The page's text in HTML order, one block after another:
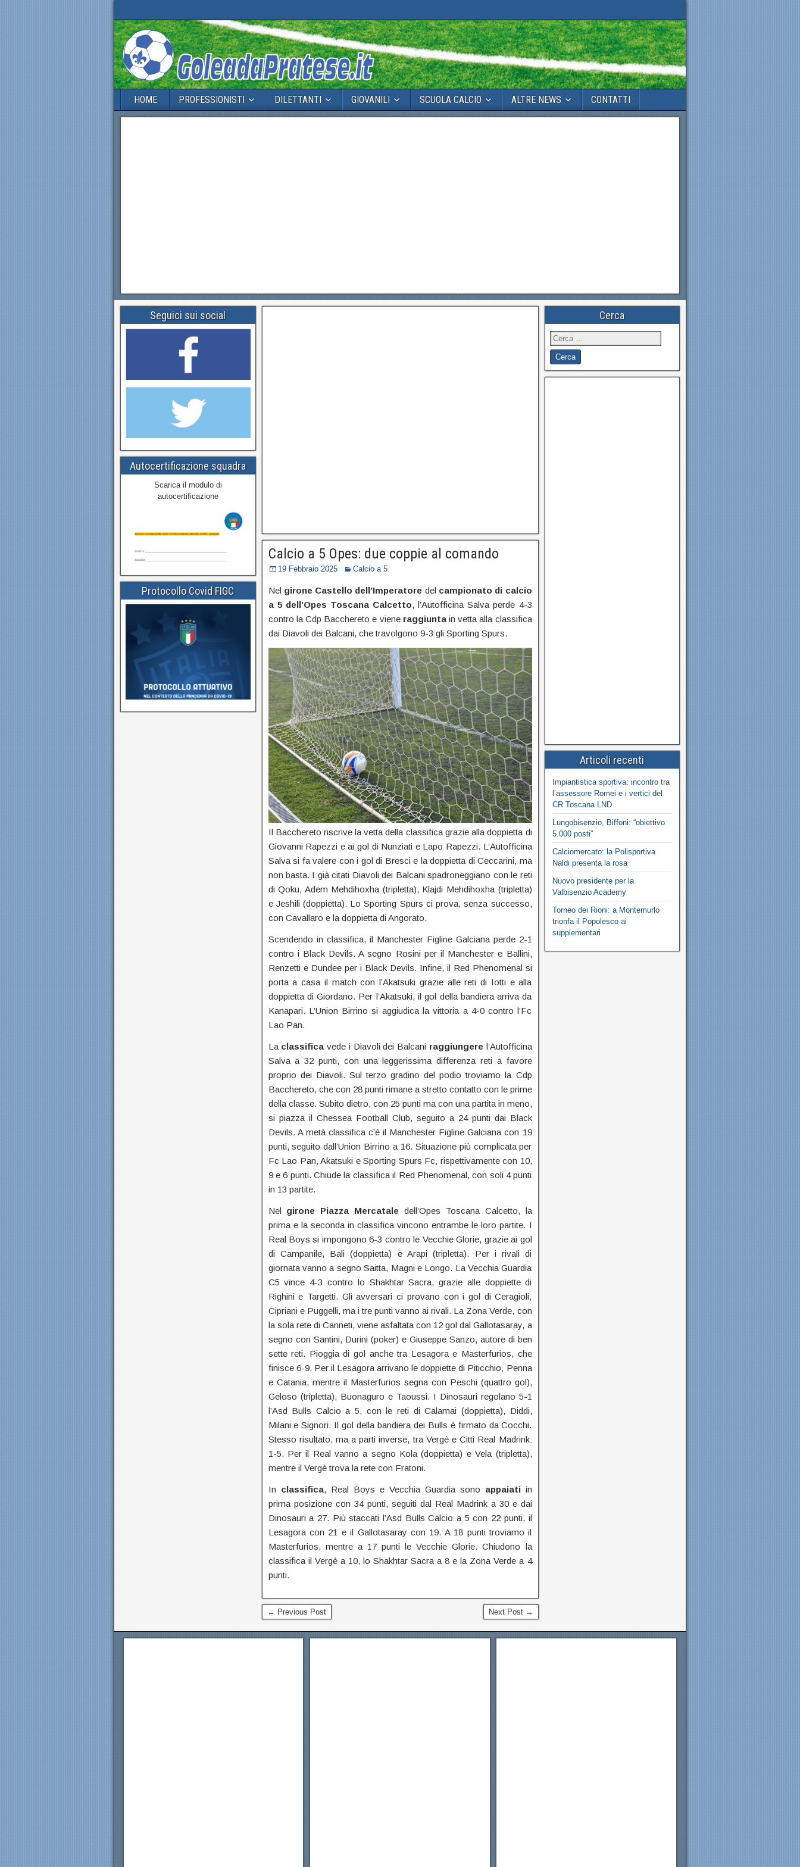
HOME PROFESSIONISTI DILETTANTI GIOVANILI SCUOLA CALCIO ALTRE NEWS CONTATTI
Calcio a 5 Opes: due coppie al comando
19 Febbraio 2025 Calcio a 5
Nel girone Castello dell’Imperatore del campionato di calcio
a 5 dell’Opes Toscana Calcetto, l’Autofficina Salva perde 4-3
contro la Cdp Bacchereto e viene raggiunta in vetta alla classifica
dai Diavoli dei Balcani, che travolgono 9-3 gli Sporting Spurs.
Il Bacchereto riscrive la vetta della classifica grazie alla doppietta di
Giovanni Rapezzi e ai gol di Nunziati e Lapo Rapezzi. L’Autofficina
Salva si fa valere con i gol di Bresci e la doppietta di Ceccarini, ma
non basta. I già citati Diavoli dei Balcani spadroneggiano con le reti
di Qoku, Adem Mehdihoxha (tripletta), Klajdi Mehdihoxha (tripletta)
e Jeshili (doppietta). Lo Sporting Spurs ci prova, senza successo,
con Cavallaro e la doppietta di Angorato.
Scendendo in classifica, il Manchester Figline Galciana perde 2-1
contro i Black Devils. A segno Rosini per il Manchester e Ballini,
Renzetti e Dundee per i Black Devils. Infine, il Red Phenomenal si
porta a casa il match con l’Akatsuki grazie alle reti di Iotti e alla
doppietta di Giordano. Per l’Akatsuki, il gol della bandiera arriva da
Kanapari. L’Union Birrino si aggiudica la vittoria a 4-0 contro l’Fc
Lao Pan.
La classifica vede i Diavoli dei Balcani raggiungere l’Autofficina
Salva a 32 punti, con una leggerissima differenza reti a favore
proprio dei Diavoli. Sul terzo gradino del podio troviamo la Cdp
Bacchereto, che con 28 punti rimane a stretto contatto con le prime
della classe. Subito dietro, con 25 punti ma con una partita in meno,
si piazza il Chessea Football Club, seguito a 24 punti dai Black
Devils. A metà classifica c’è il Manchester Figline Galciana con 19
punti, seguito dall’Union Birrino a 16. Situazione più complicata per
Fc Lao Pan, Akatsuki e Sporting Spurs Fc, rispettivamente con 10,
9 e 6 punti. Chiude la classifica il Red Phenomenal, con soli 4 punti
in 13 partite.
Nel girone Piazza Mercatale dell’Opes Toscana Calcetto, la
prima e la seconda in classifica vincono entrambe le loro partite. I
Real Boys si impongono 6-3 contro le Vecchie Glorie, grazie ai gol
di Campanile, Bali (doppietta) e Arapi (tripletta). Per i rivali di
giornata vanno a segno Saitta, Magni e Longo. La Vecchia Guardia
C5 vince 4-3 contro lo Shakhtar Sacra, grazie alle doppiette di
Righini e Targetti. Gli avversari ci provano con i gol di Ceragioli,
Cipriani e Puggelli, ma i tre punti vanno ai rivali. La Zona Verde, con
la sola rete di Canneti, viene asfaltata con 12 gol dal Gallotasaray, a
segno con Santini, Durini (poker) e Giuseppe Sanzo, autore di ben
sette reti. Pioggia di gol anche tra Lesagora e Masterfurios, che
finisce 6-9. Per il Lesagora arrivano le doppiette di Piticchio, Penna
e Catania, mentre il Masterfurios segna con Peschi (quattro gol),
Geloso (tripletta), Buonaguro e Taoussi. I Dinosauri regolano 5-1
l’Asd Bulls Calcio a 5, con le reti di Calamai (doppietta), Diddi,
Milani e Signori. Il gol della bandiera dei Bulls è firmato da Cocchi.
Stesso risultato, ma a parti inverse, tra Vergè e Citti Real Madrink:
1-5. Per il Real vanno a segno Kola (doppietta) e Vela (tripletta),
mentre il Vergè trova la rete con Fratoni.
In classifica, Real Boys e Vecchia Guardia sono appaiati in
prima posizione con 34 punti, seguiti dal Real Madrink a 30 e dai
Dinosauri a 27. Più staccati l’Asd Bulls Calcio a 5 con 22 punti, il
Lesagora con 21 e il Gallotasaray con 19. A 18 punti troviamo il
Masterfurios, mentre a 17 punti le Vecchie Glorie. Chiudono la
classifica il Vergè a 10, lo Shakhtar Sacra a 8 e la Zona Verde a 4
punti.
← Previous Post Next Post →
Seguici sui social
Autocertificazione squadra
Scarica il modulo di
autocertificazione
Protocollo Covid FIGC
Cerca
Articoli recenti
Impiantistica sportiva: incontro tra
l’assessore Romei e i vertici del
CR Toscana LND
Lungobisenzio, Biffoni: “obiettivo
5.000 posti”
Calciomercato: la Polisportiva
Naldi presenta la rosa
Nuovo presidente per la
Valbisenzio Academy
Torneo dei Rioni: a Montemurlo
trionfa il Popolesco ai
supplementari